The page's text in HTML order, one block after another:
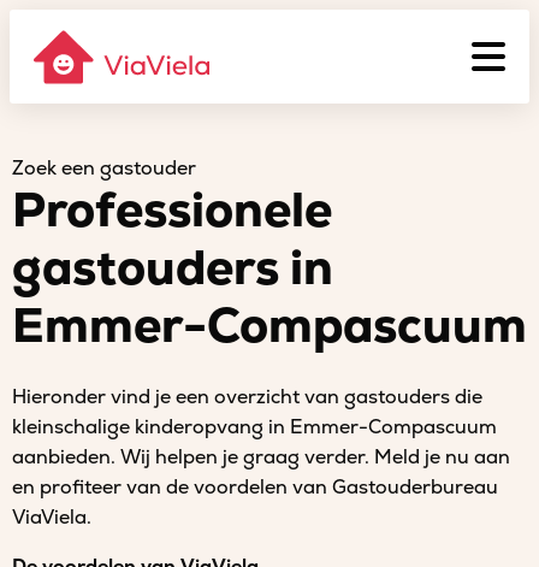
Zoek een gastouder
Professionele
gastouders in
Emmer-Compascuum
Hieronder vind je een overzicht van gastouders die
kleinschalige kinderopvang in Emmer-Compascuum
aanbieden. Wij helpen je graag verder. Meld je nu aan
en profiteer van de voordelen van Gastouderbureau
ViaViela.